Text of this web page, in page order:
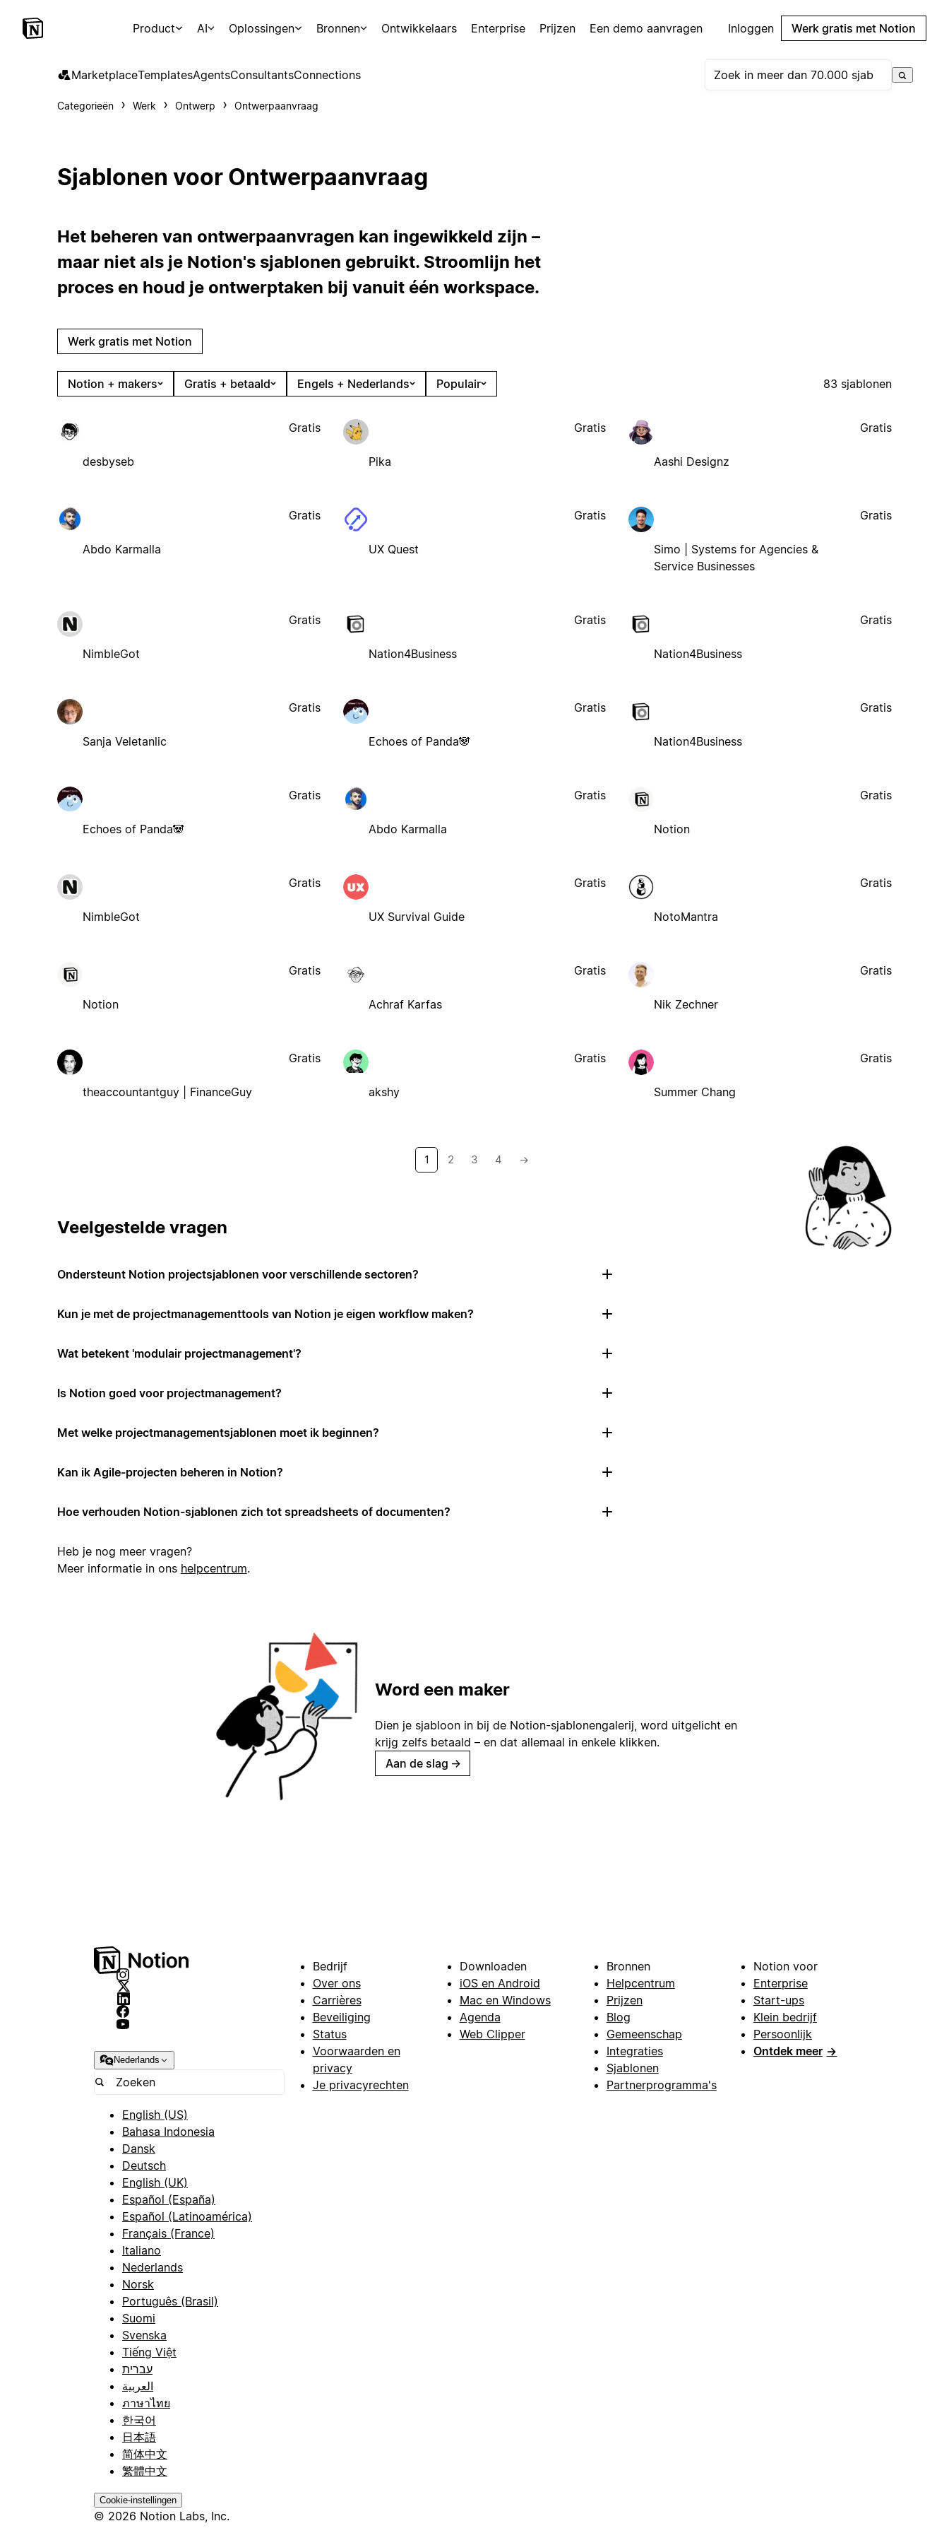
Product AI Oplossingen Bronnen Ontwikkelaars Enterprise Prijzen Een demo aanvragen Inloggen Werk gratis met Notion
MarketplaceTemplatesAgentsConsultantsConnections
Categorieën Werk Ontwerp Ontwerpaanvraag
Sjablonen voor Ontwerpaanvraag
Het beheren van ontwerpaanvragen kan ingewikkeld zijn –
maar niet als je Notion's sjablonen gebruikt. Stroomlijn het
proces en houd je ontwerptaken bij vanuit één workspace.
Werk gratis met Notion
Notion + makers Gratis + betaald Engels + Nederlands Populair 83 sjablonen
desbyseb
Gratis
Pika
Gratis
Aashi Designz
Gratis
Abdo Karmalla
Gratis
UX Quest
Gratis
Simo | Systems for Agencies &
Service Businesses
Gratis
NimbleGot
Gratis
Nation4Business
Gratis
Nation4Business
Gratis
Sanja Veletanlic
Gratis
Echoes of Panda🐼
Gratis
Nation4Business
Gratis
Echoes of Panda🐼
Gratis
Abdo Karmalla
Gratis
Notion
Gratis
NimbleGot
Gratis
UX Survival Guide
Gratis
NotoMantra
Gratis
Notion
Gratis
Achraf Karfas
Gratis
Nik Zechner
Gratis
theaccountantguy | FinanceGuy
Gratis
akshy
Gratis
Summer Chang
Gratis
1 2 3 4 →
Veelgestelde vragen
Ondersteunt Notion projectsjablonen voor verschillende sectoren?
Kun je met de projectmanagementtools van Notion je eigen workflow maken?
Wat betekent 'modulair projectmanagement'?
Is Notion goed voor projectmanagement?
Met welke projectmanagementsjablonen moet ik beginnen?
Kan ik Agile-projecten beheren in Notion?
Hoe verhouden Notion-sjablonen zich tot spreadsheets of documenten?
Heb je nog meer vragen?
Meer informatie in ons helpcentrum.
Word een maker
Dien je sjabloon in bij de Notion-sjablonengalerij, word uitgelicht en
krijg zelfs betaald – en dat allemaal in enkele klikken.
Aan de slag →
Nederlands
English (US)
Bahasa Indonesia
Dansk
Deutsch
English (UK)
Español (España)
Español (Latinoamérica)
Français (France)
Italiano
Nederlands
Norsk
Português (Brasil)
Suomi
Svenska
Tiếng Việt
עברית
العربية
ภาษาไทย
한국어
日本語
简体中文
繁體中文
Cookie-instellingen
© 2026 Notion Labs, Inc.
Bedrijf
Over ons
Carrières
Beveiliging
Status
Voorwaarden en
privacy
Je privacyrechten
Downloaden
iOS en Android
Mac en Windows
Agenda
Web Clipper
Bronnen
Helpcentrum
Prijzen
Blog
Gemeenschap
Integraties
Sjablonen
Partnerprogramma's
Notion voor
Enterprise
Start-ups
Klein bedrijf
Persoonlijk
Ontdek meer →